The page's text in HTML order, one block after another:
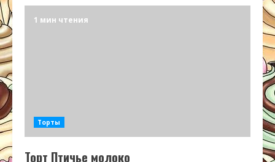
1 мин чтения
Торты
Торт Птичье молоко